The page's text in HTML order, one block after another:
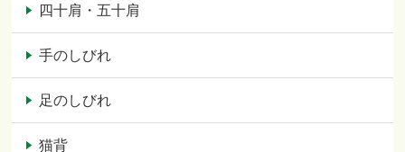
四十肩・五十肩
手のしびれ
足のしびれ
猫背